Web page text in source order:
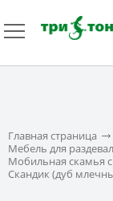
Главная страница
Мебель для
Мобильная скамья
Скандик (дуб